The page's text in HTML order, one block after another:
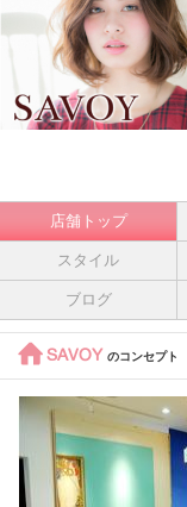
店舗トップ
スタイル
ブログ
SAVOY のコンセプト